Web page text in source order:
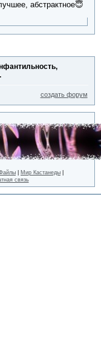
абстрактное😇
создать форум
Мир Кастанеды
связь